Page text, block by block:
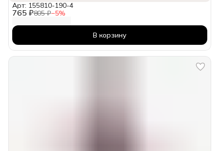
765 ₽805 ₽−5%
Арт: 155810-190-4
В корзину